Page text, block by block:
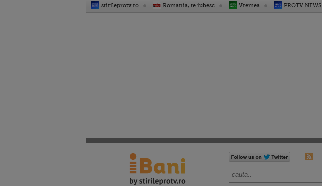
stirileprotv.ro Romania, te iubesc Vremea PROTV NEWS